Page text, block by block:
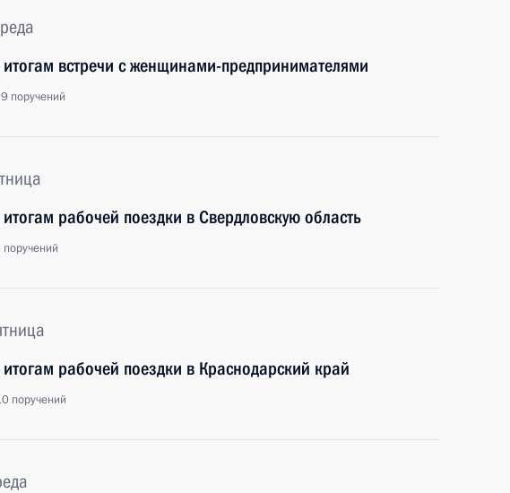
встречи с женщинами-предпринимателями
9 поручений
рабочей поездки в Свердловскую область
поручений
рабочей поездки в Краснодарский край
поручений